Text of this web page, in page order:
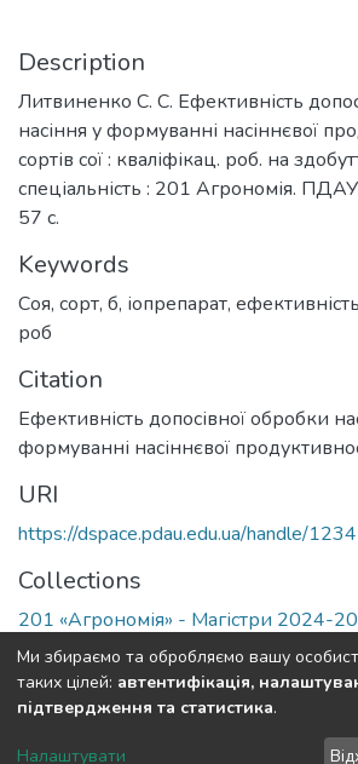
Description
Литвиненко С. С. Ефективність
насіння у формуванні насіннєвої
сортів сої : кваліфікац. роб. на
спеціальність : 201 Агрономія.
57 с.
Keywords
Соя, сорт, б, іопрепарат, ефективність
роб
Citation
Ефективність допосівної обробки
формуванні насіннєвої
URI
https://dspace.pdau.edu.ua/handle/
Collections
201 «Агрономія» - Магістри 2024-
Full item page
DSpace software copyright ©
Ми збираємо та обробляємо вашу
таких цілей: автентифікація,
підтвердження та статистика.
Налаштувати